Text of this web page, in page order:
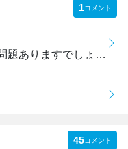
1コメント
夏期講習の宿題をやらないと何か問題ありますでしょうか？理...
45コメント